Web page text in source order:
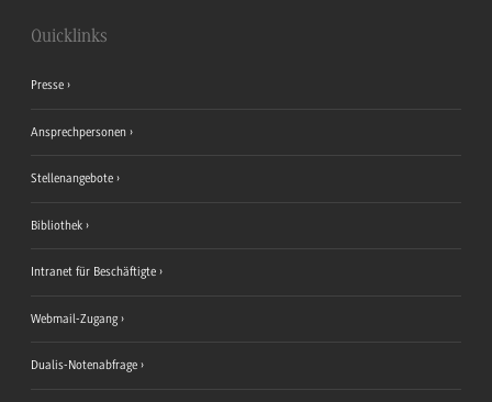
Quicklinks
Presse
Ansprechpersonen
Stellenangebote
Bibliothek
Intranet für Beschäftigte
Webmail-Zugang
Dualis-Notenabfrage